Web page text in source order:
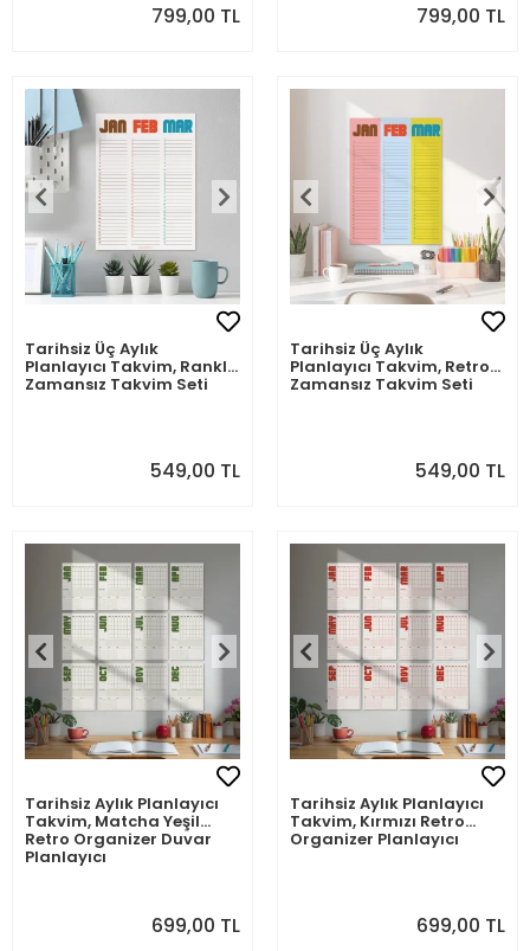
799,00 TL 799,00 TL
Tarihsiz Üç Aylık
Planlayıcı Takvim, Rankli
Zamansız Takvim Seti
549,00 TL
Tarihsiz Üç Aylık
Planlayıcı Takvim, Retro
Zamansız Takvim Seti
549,00 TL
Tarihsiz Aylık Planlayıcı
Takvim, Matcha Yeşil
Retro Organizer Duvar
Planlayıcı
699,00 TL
Tarihsiz Aylık Planlayıcı
Takvim, Kırmızı Retro
Organizer Planlayıcı
699,00 TL